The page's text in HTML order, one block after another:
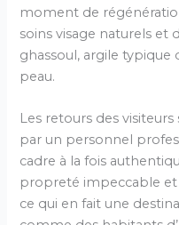
moment de
soins visage naturels et
ghassoul, argile typique
peau.
Les retours des
par un personnel
cadre à la fois
propreté impeccable
ce qui en fait une